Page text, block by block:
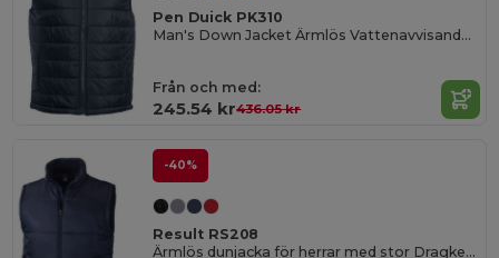
Pen Duick PK310
Man's Down Jacket Ärmlös Vattenavvisande och vindtät
Från och med:
245.54 kr436.05 kr
-40%
Result RS208
Ärmlös dunjacka för herrar med stor Dragkedja